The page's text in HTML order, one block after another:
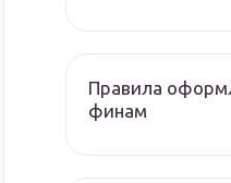
Правила
финам